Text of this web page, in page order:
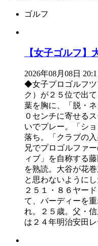
ゴルフ
【女子ゴルフ
2026年08月08日
◆女子プロゴルフ
ク）が２５位で出
葉を胸に、「脱・
０センチに寄せる
いでプレー。「シ
落ち。「クラブの
兄でプロゴルファ
ィブ」を自称する
を熟読。大谷が花
と思わないように
２５１・８６ヤー
て、バーディーを
れ。２５歳。父・
は２４年明治安田